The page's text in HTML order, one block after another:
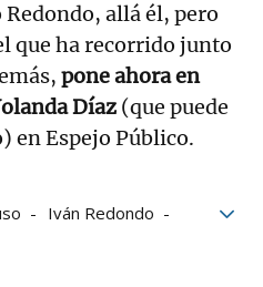
allá él, pero
que ha recorrido junto
pone ahora en
Díaz (que puede
en Espejo Público.
Iván Redondo